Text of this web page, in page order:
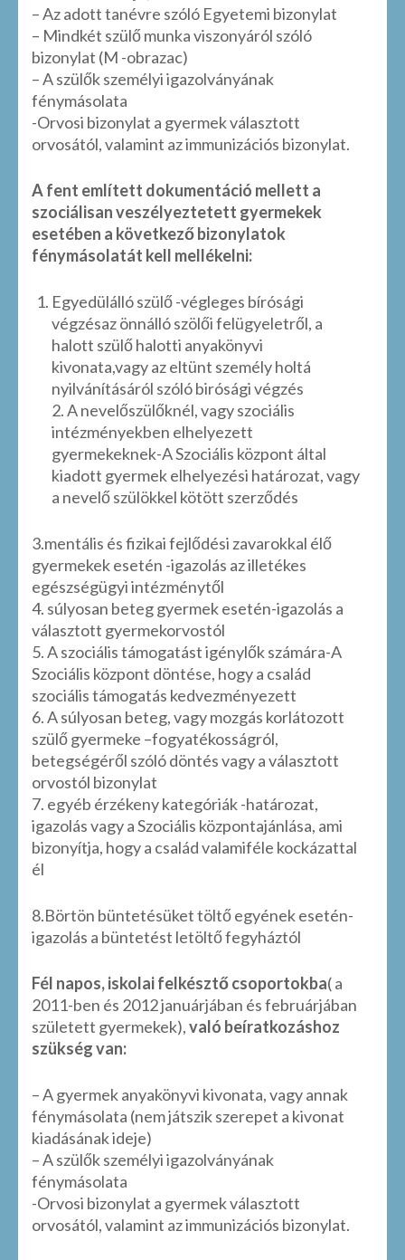
– Az adott tanévre szóló Egyetemi bizonylat
– Mindkét szülő munka viszonyáról szóló
bizonylat (M -obrazac)
– A szülők személyi igazolványának
fénymásolata
-Orvosi bizonylat a gyermek választott
orvosától, valamint az immunizációs bizonylat.
A fent említett dokumentáció mellett a
szociálisan veszélyeztetett gyermekek
esetében a következő bizonylatok
fénymásolatát kell mellékelni:
Egyedülálló szülő -végleges bírósági
végzésaz önnálló szölői felügyeletről, a
halott szülő halotti anyakönyvi
kivonata,vagy az eltünt személy holtá
nyilvánításáról szóló birósági végzés
2. A nevelőszülőknél, vagy szociális
intézményekben elhelyezett
gyermekeknek-A Szociális központ által
kiadott gyermek elhelyezési határozat, vagy
a nevelő szülökkel kötött szerződés
3.mentális és fizikai fejlődési zavarokkal élő
gyermekek esetén -igazolás az illetékes
egészségügyi intézménytől
4. súlyosan beteg gyermek esetén-igazolás a
választott gyermekorvostól
5. A szociális támogatást igénylők számára-A
Szociális központ döntése, hogy a család
szociális támogatás kedvezményezett
6. A súlyosan beteg, vagy mozgás korlátozott
szülő gyermeke –fogyatékosságról,
betegségéről szóló döntés vagy a választott
orvostól bizonylat
7. egyéb érzékeny kategóriák -határozat,
igazolás vagy a Szociális központajánlása, ami
bizonyítja, hogy a család valamiféle kockázattal
él
8.Börtön büntetésüket töltő egyének esetén-
igazolás a büntetést letöltő fegyháztól
Fél napos, iskolai felkésztő csoportokba( a
2011-ben és 2012 januárjában és februárjában
született gyermekek),való beíratkozáshoz
szükség van:
– A gyermek anyakönyvi kivonata, vagy annak
fénymásolata (nem játszik szerepet a kivonat
kiadásának ideje)
– A szülők személyi igazolványának
fénymásolata
-Orvosi bizonylat a gyermek választott
orvosától, valamint az immunizációs bizonylat.